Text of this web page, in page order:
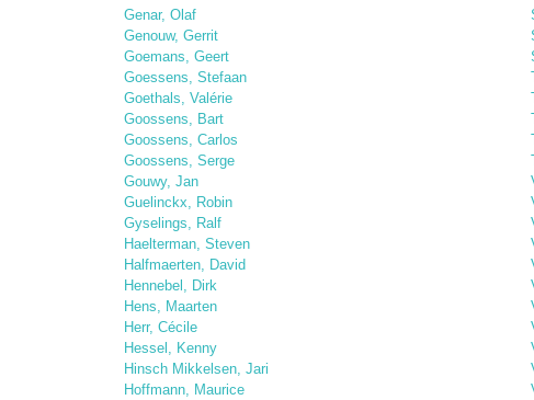
Genar, Olaf
Genouw, Gerrit
Goemans, Geert
Goessens, Stefaan
Goethals, Valérie
Goossens, Bart
Goossens, Carlos
Goossens, Serge
Gouwy, Jan
Guelinckx, Robin
Gyselings, Ralf
Haelterman, Steven
Halfmaerten, David
Hennebel, Dirk
Hens, Maarten
Herr, Cécile
Hessel, Kenny
Hinsch Mikkelsen, Jari
Hoffmann, Maurice